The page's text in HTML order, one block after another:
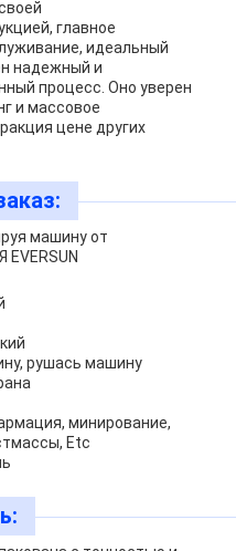
главное
идеальный
надежный и
процесс. Оно уверен
и массовое
цене других
машину от
рушась машину
минирование,
Etc